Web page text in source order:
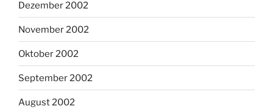
Dezember 2002
November 2002
Oktober 2002
September 2002
August 2002